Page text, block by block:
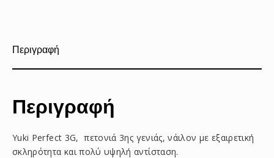
Περιγραφή
Περιγραφή
Yuki Perfect 3G, πετονιά 3ης γενιάς, νάιλον με εξαιρετική
σκληρότητα και πολύ υψηλή αντίσταση.